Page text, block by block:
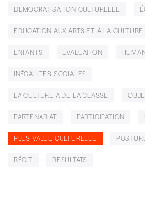
DÉMOCRATISATION CULTURELLE
ÉDUCATION AUX ARTS ET À LA CULTURE
ENFANTS ÉVALUATION
INÉGALITÉS SOCIALES
LA CULTURE A DE LA CLASSE
PARTENARIAT PARTICIPATION
PLUS-VALUE CULTURELLE
RÉCIT RÉSULTATS